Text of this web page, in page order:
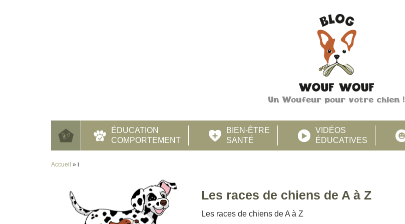
Un Woufeur pour votre chien !
ÉDUCATION
COMPORTEMENT
BIEN-ÊTRE
SANTÉ
VIDÉOS
ÉDUCATIVES
Accueil » i
Les races de chiens de A à Z
Les races de chiens de A à Z